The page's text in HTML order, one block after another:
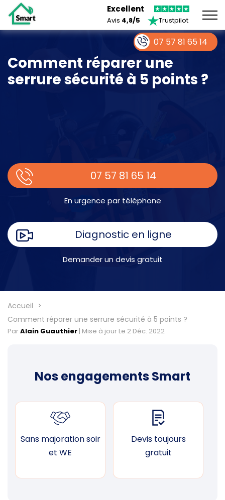
Excellent
Avis 4,8/5 Trustpilot
Comment réparer une
serrure sécurité à 5 points ?
07 57 81 65 14
En urgence par téléphone
Diagnostic en ligne
Demander un devis gratuit
Accueil
Comment réparer une serrure sécurité à 5 points ?
ParAlain Guauthier | Mise à jour Le 2 Déc. 2022
Nos engagements Smart
Sans majoration soir
et WE
Devis toujours
gratuit
07 57 81 65 14